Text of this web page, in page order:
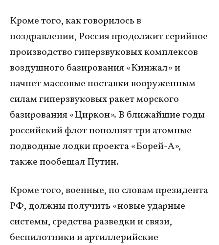
Кроме того, как говорилось в
поздравлении, Россия продолжит серийное
производство гиперзвуковых комплексов
воздушного базирования «Кинжал» и
начнет массовые поставки вооруженным
силам гиперзвуковых ракет морского
базирования «Циркон». В ближайшие годы
российский флот пополнят три атомные
подводные лодки проекта «Борей-А»,
также пообещал Путин.
Кроме того, военные, по словам президента
РФ, должны получить «новые ударные
системы, средства разведки и связи,
беспилотники и артиллерийские